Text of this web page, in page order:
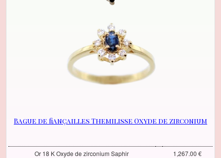
Bague de fiançailles Themilisse Oxyde de zirconium
Or 18 K Oxyde de zirconium Saphir
1,267.00 €